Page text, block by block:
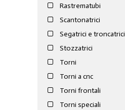
Rastrematubi
Scantonatrici
Segatrici e troncatrici
Stozzatrici
Torni
Torni a cnc
Torni frontali
Torni speciali